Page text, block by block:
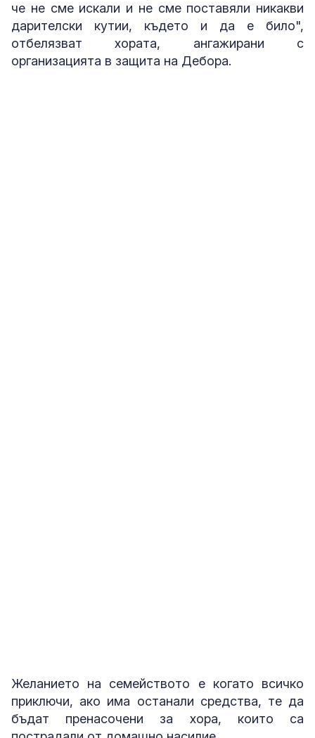
че не сме искали и не сме поставяли никакви
дарителски кутии, където и да е било",
отбелязват хората, ангажирани с
организацията в защита на Дебора.
Желанието на семейството е когато всичко
приключи, ако има останали средства, те да
бъдат пренасочени за хора, които са